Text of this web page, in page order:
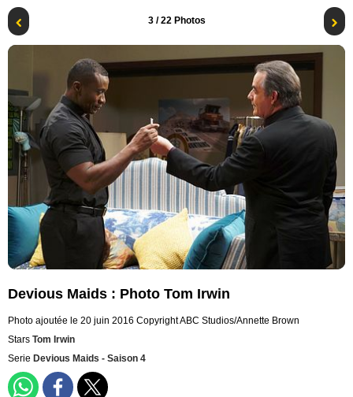
3/ 22 Photos
Devious Maids : Photo Tom Irwin
Photo ajoutée le 20 juin 2016 Copyright ABC Studios/Annette Brown
Stars Tom Irwin
Serie Devious Maids - Saison 4